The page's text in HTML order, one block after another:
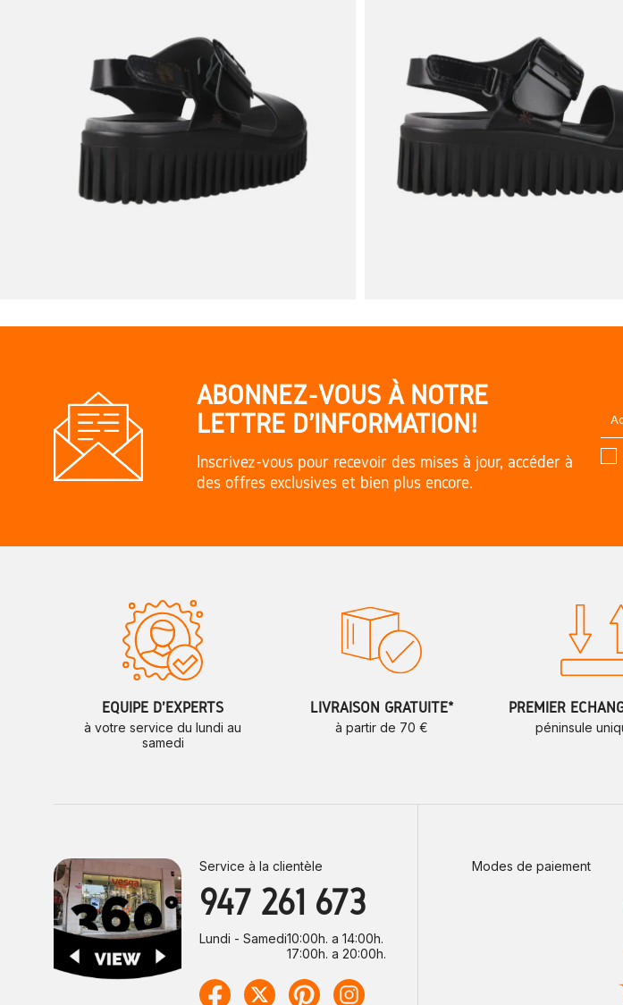
ABONNEZ-VOUS À NOTRE
LETTRE D'INFORMATION!
Inscrivez-vous pour recevoir des mises à jour, accéder à
des offres exclusives et bien plus encore.
ÉQUIPE D'EXPERTS
à votre service du lundi au
samedi
LIVRAISON GRATUITE*
à partir de 70 €
PREMIER
péninsule
Service à la clientèle
947 261 673
Lundi - Samedi10:00h. a 14:00h.
17:00h. a 20:00h.
Modes de paiement